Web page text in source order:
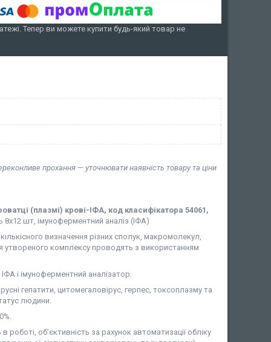
Тепер ви можете купити будь-який товар не
прохання — уточнювати наявність товару та ціни
(плазмі) крові-ІФА, код класифікатора 54061,
8х12 шт, імуноферментний аналіз (ІФА)
визначення різних сполук, макромолекул,
утвореного комплексу проводять з використанням
і імуноферментний аналізатор.
гепатити, цитомегаловірус, герпес, токсоплазму та
людини.
об’єктивність за рахунок автоматизації обліку